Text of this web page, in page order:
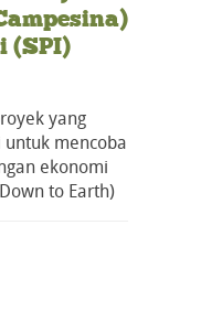
(SPI)
yang
mencoba
ekonomi
to Earth)